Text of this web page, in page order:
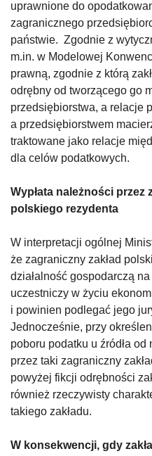
uprawnione do
zagranicznego
państwie. Zgodnie z
m.in. w Modelowej
prawną, zgodnie z którą
odrębny od tworzącego go
przedsiębiorstwa, a relacje
a przedsiębiorstwem
traktowane jako relacje
dla celów podatkowych.
Wypłata należności przez
polskiego rezydenta
W interpretacji ogólnej
że zagraniczny zakład
działalność gospodarczą
uczestniczy w życiu
i powinien podlegać jego
Jednocześnie, przy
poboru podatku u źródła od
przez taki zagraniczny
powyżej fikcji odrębności
również rzeczywisty
takiego zakładu.
W konsekwencji, gdy